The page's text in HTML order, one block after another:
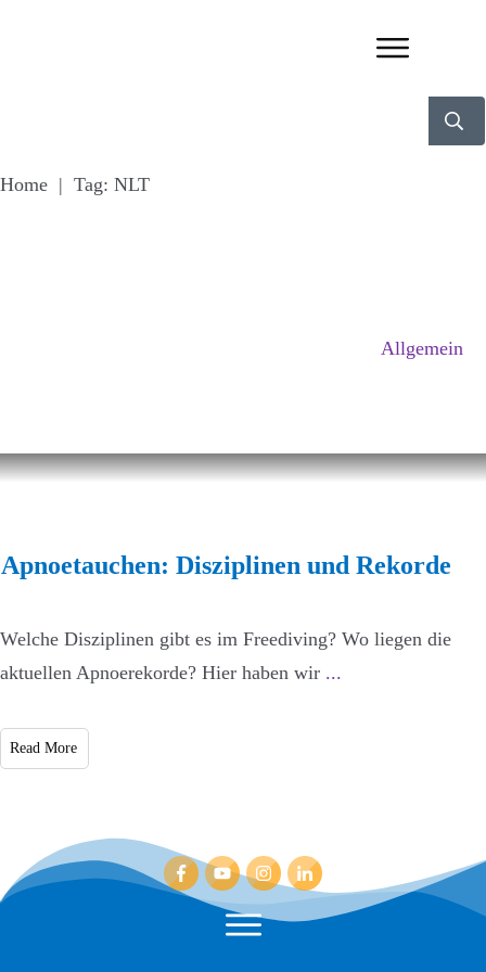
Home | Tag: NLT
Allgemein
Apnoetauchen: Disziplinen und Rekorde
Welche Disziplinen gibt es im Freediving? Wo liegen die
aktuellen Apnoerekorde? Hier haben wir ...
Read More